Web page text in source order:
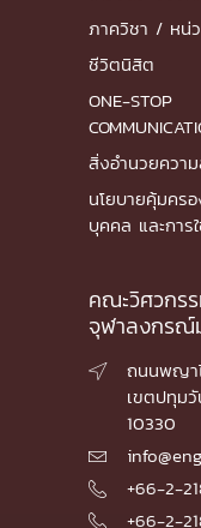
ภาควิชา / หน่
ชีวิตนิสิต
ONE-STOP
สิ่งอำนวยควา
นโยบายคุ้มคร
บุคคล และการ
คณะวิศวกร
จุฬาลงกรณ์

ถนนพญา
เขตปทุม
10330

 +66-2-
 +66-2-